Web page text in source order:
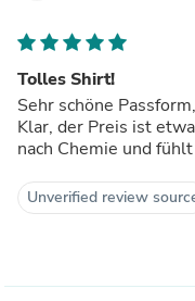
Tolles Shirt!
Sehr schöne
Klar, der Preis ist
nach Chemie und
Unverified review